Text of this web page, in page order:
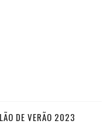
DE VERÃO 2023